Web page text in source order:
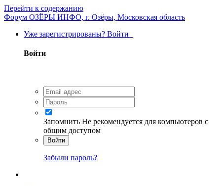
Перейти к содержанию
Форум ОЗЁРЫ ИНФО, г. Озёры, Московская область
Уже зарегистрированы? Войти
Войти
Запомнить Не рекомендуется для компьютеров с
общим доступом
Войти
Забыли пароль?